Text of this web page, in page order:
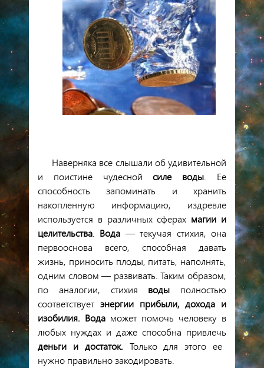
Наверняка все слышали обудивительной
и
поистине чудесной силе воды. Ее
способность
запоминать и
хранить
накопленную
информацию, издревле
используется в различных сферах магии и
целительства. Вода — текучая стихия,она
первооснова
всего, способная
давать
жизнь, приносить плоды, питать, наполнять,
одним словом — развивать.Таким образом,
по
аналогии, стихия воды
полностью
соответствует энергии прибыли,дохода и
изобилия. Вода может помочь человеку в
любых нуждах и даже способна привлечь
деньги и достаток. Только для этого ее
нужно правильнозакодировать.